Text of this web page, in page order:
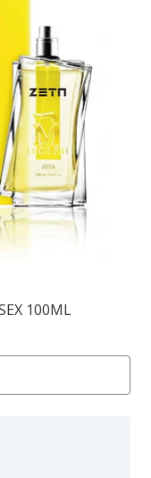
100ML